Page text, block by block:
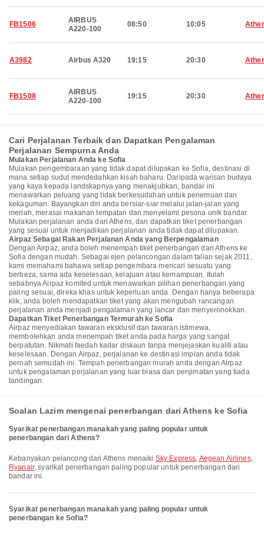
FB1506
AIRBUS
A220-100
08:50 10:05
A3982 Airbus A320 19:15 20:30
FB1508
AIRBUS
A220-100
19:15 20:30
Cari Perjalanan Terbaik dan Dapatkan Pengalaman
Perjalanan Sempurna Anda
Mulakan Perjalanan Anda ke Sofia
Mulakan pengembaraan yang tidak dapat dilupakan ke Sofia, destinasi di
mana setiap sudut mendedahkan kisah baharu. Daripada warisan budaya
yang kaya kepada landskapnya yang menakjubkan, bandar ini
menawarkan peluang yang tidak berkesudahan untuk penemuan dan
kekaguman. Bayangkan diri anda bersiar-siar melalui jalan-jalan yang
meriah, merasai makanan tempatan dan menyelami pesona unik bandar.
Mulakan perjalanan anda dari Athens, dan dapatkan tiket penerbangan
yang sesuai untuk menjadikan perjalanan anda tidak dapat dilupakan.
Airpaz Sebagai Rakan Perjalanan Anda yang Berpengalaman
Dengan Airpaz, anda boleh menempah tiket penerbangan dari Athens ke
Sofia dengan mudah. Sebagai ejen pelancongan dalam talian sejak 2011,
kami memahami bahawa setiap pengembara mencari sesuatu yang
berbeza, sama ada keselesaan, kelajuan atau kemampuan. Itulah
sebabnya Airpaz komited untuk menawarkan pilihan penerbangan yang
paling sesuai, direka khas untuk keperluan anda. Dengan hanya beberapa
klik, anda boleh mendapatkan tiket yang akan mengubah rancangan
perjalanan anda menjadi pengalaman yang lancar dan menyeronokkan.
Dapatkan Tiket Penerbangan Termurah ke Sofia
Airpaz menyediakan tawaran eksklusif dan tawaran istimewa,
membolehkan anda menempah tiket anda pada harga yang sangat
berpatutan. Nikmati faedah kadar diskaun tanpa menjejaskan kualiti atau
keselesaan. Dengan Airpaz, perjalanan ke destinasi impian anda tidak
pernah semudah ini. Tempah penerbangan murah anda dengan Airpaz
untuk pengalaman perjalanan yang luar biasa dan penjimatan yang tiada
tandingan.
Soalan Lazim mengenai penerbangan dari Athens ke Sofia
Syarikat penerbangan manakah yang paling popular untuk
penerbangan dari Athens?
Kebanyakan pelancong dari Athens menaiki Sky Express, Aegean Airlines,
Ryanair, syarikat penerbangan paling popular untuk penerbangan dari
bandar ini.
Syarikat penerbangan manakah yang paling popular untuk
penerbangan ke Sofia?